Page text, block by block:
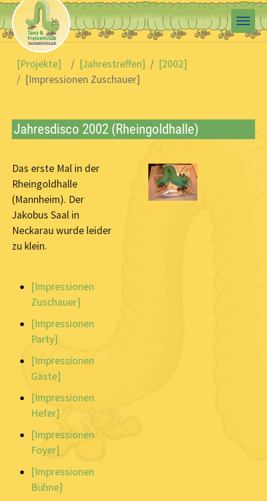
Skip to main content
You are here:
[Projekte]
[Jahrestreffen]
[2002]
[Impressionen Zuschauer]
Jahresdisco 2002 (Rheingoldhalle)
Das erste Mal in der
Rheingoldhalle
(Mannheim). Der
Jakobus Saal in
Neckarau wurde leider
zu klein.
[Impressionen
Zuschauer]
[Impressionen
Party]
[Impressionen
Gäste]
[Impressionen
Hefer]
[Impressionen
Foyer]
[Impressionen
Bühne]